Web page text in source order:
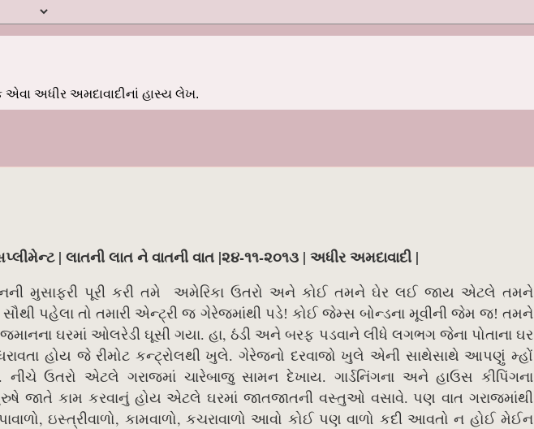
એવા અધીર અમદાવાદીનાં હાસ્ય લેખ.
| લાતની લાત ને વાતની વાત |૨૪-૧૧-૨૦૧૩ | અધીર અમદાવાદી |
મુસાફરી પૂરી કરી તમે
અમેરિકા ઉતરો અને કોઈ તમને ઘેર લઈ જાય એટલે તમને
પહેલા તો તમારી એન્ટ્રી જ ગેરેજમાંથી પડે! કોઈ જેમ્સ બોન્ડના મૂવીની જેમ જ! તમને
ઘરમાં ઓલરેડી ઘૂસી ગયા. હા,ઠંડી અને બરફ પડવાને લીધે લગભગ જેના પોતાના ઘર
હોય જે રીમોટ કન્ટ્રોલથી ખુલે. ગેરેજનો દરવાજો ખુલે એની સાથેસાથે આપણું મ્હોં
ઉતરો એટલે ગરાજમાં ચારેબાજુ સામન દેખાય. ગાર્ડનિંગના અને હાઉસ કીપિંગના
જાતે કામ કરવાનું હોય એટલે ઘરમાં જાતજાતની વસ્તુઓ વસાવે. પણ વાત ગરાજમાંથી
,ઇસ્ત્રીવાળો, કામવાળો,કચરાવાળો આવો કોઈ પણ વાળો કદી આવતો ન હોઈ મેઈન